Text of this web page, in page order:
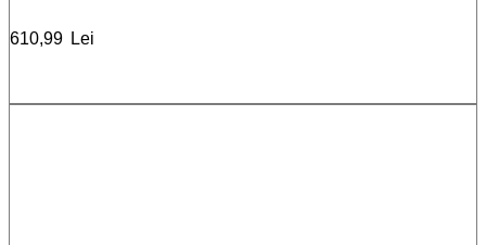
610,99 Lei